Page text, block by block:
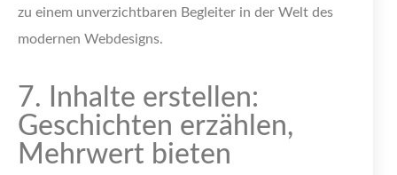
zu einem unverzichtbaren Begleiter in der Welt des
modernen Webdesigns.
7. Inhalte erstellen:
Geschichten erzählen,
Mehrwert bieten